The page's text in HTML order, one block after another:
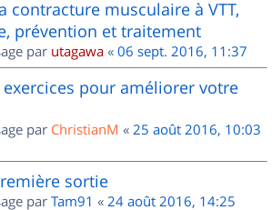
contracture musculaire à VTT,
prévention et traitement
par utagawa « 06 sept. 2016, 11:37
pour améliorer votre
par ChristianM « 25 août 2016, 10:03
sortie
par Tam91 « 24 août 2016, 14:25